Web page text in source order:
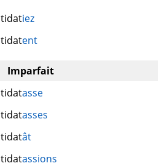
iez
ent
Imparfait
asse
asses
ât
assions